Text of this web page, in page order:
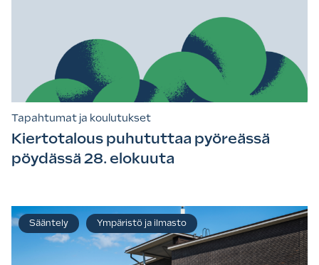
Tapahtumat ja koulutukset
Kiertotalous puhututtaa pyöreässä
pöydässä 28. elokuuta
Sääntely Ympäristö ja ilmasto